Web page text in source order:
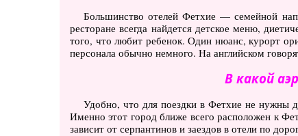
Большинство отелей Фетхие — семейной
ресторане всегда найдется детское меню,
того, что любит ребенок. Один нюанс, курорт
персонала обычно немного. На английском
В какой
Удобно, что для поездки в Фетхие не нужны
Именно этот город ближе всего расположен к
зависит от серпантинов и заездов в отели по